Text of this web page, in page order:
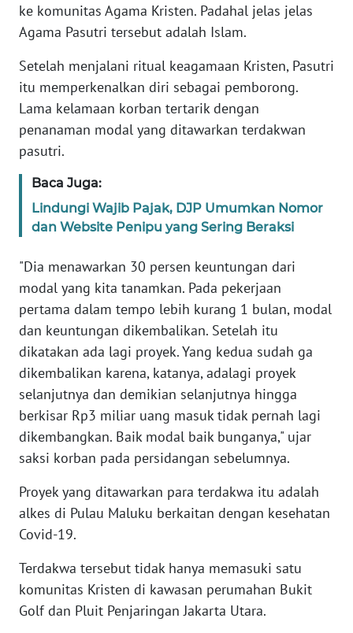
ke komunitas Agama Kristen. Padahal jelas jelas
Agama Pasutri tersebut adalah Islam.
Setelah menjalani ritual keagamaan Kristen, Pasutri
itu memperkenalkan diri sebagai pemborong.
Lama kelamaan korban tertarik dengan
penanaman modal yang ditawarkan terdakwan
pasutri.
Baca Juga:
Lindungi Wajib Pajak, DJP Umumkan Nomor
dan Website Penipu yang Sering Beraksi
"Dia menawarkan 30 persen keuntungan dari
modal yang kita tanamkan. Pada pekerjaan
pertama dalam tempo lebih kurang 1 bulan, modal
dan keuntungan dikembalikan. Setelah itu
dikatakan ada lagi proyek. Yang kedua sudah ga
dikembalikan karena, katanya, adalagi proyek
selanjutnya dan demikian selanjutnya hingga
berkisar Rp3 miliar uang masuk tidak pernah lagi
dikembangkan. Baik modal baik bunganya," ujar
saksi korban pada persidangan sebelumnya.
Proyek yang ditawarkan para terdakwa itu adalah
alkes di Pulau Maluku berkaitan dengan kesehatan
Covid-19.
Terdakwa tersebut tidak hanya memasuki satu
komunitas Kristen di kawasan perumahan Bukit
Golf dan Pluit Penjaringan Jakarta Utara.
SERAMBI
WN
JAMBI
WN
SULTRA
WN
NTB
WN
WN
SULBAR
WN
BABEL
WN
SUMBAR
WN
BENGKULU
WN
LAMPUNG